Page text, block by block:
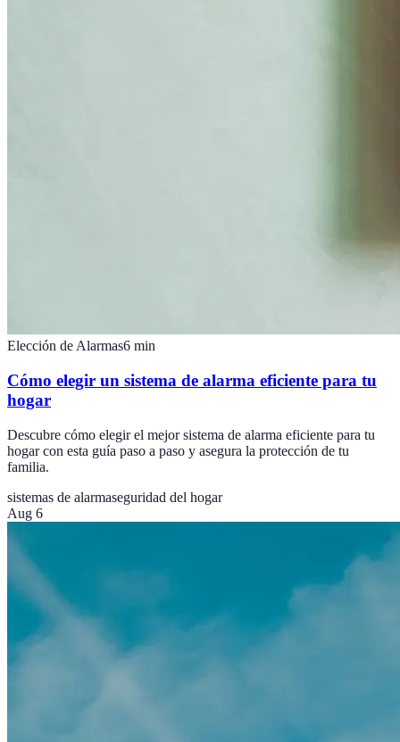
Elección de Alarmas6 min
Cómo elegir un sistema de alarma eficiente para tu
hogar
Descubre cómo elegir el mejor sistema de alarma eficiente para tu
hogar con esta guía paso a paso y asegura la protección de tu
familia.
sistemas de alarmaseguridad del hogar
Aug 6